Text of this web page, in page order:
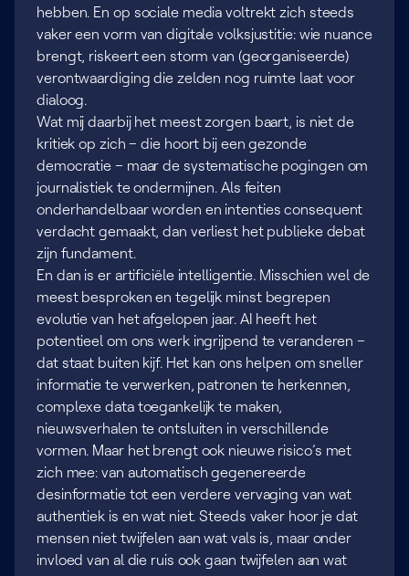
hebben. En op sociale media voltrekt zich steeds
vaker een vorm van digitale volksjustitie: wie nuance
brengt, riskeert een storm van (georganiseerde)
verontwaardiging die zelden nog ruimte laat voor
dialoog.
Wat mij daarbij het meest zorgen baart, is niet de
kritiek op zich – die hoort bij een gezonde
democratie – maar de systematische pogingen om
journalistiek te ondermijnen. Als feiten
onderhandelbaar worden en intenties consequent
verdacht gemaakt, dan verliest het publieke debat
zijn fundament.
En dan is er artificiële intelligentie. Misschien wel de
meest besproken en tegelijk minst begrepen
evolutie van het afgelopen jaar. AI heeft het
potentieel om ons werk ingrijpend te veranderen –
dat staat buiten kijf. Het kan ons helpen om sneller
informatie te verwerken, patronen te herkennen,
complexe data toegankelijk te maken,
nieuwsverhalen te ontsluiten in verschillende
vormen. Maar het brengt ook nieuwe risico’s met
zich mee: van automatisch gegenereerde
desinformatie tot een verdere vervaging van wat
authentiek is en wat niet. Steeds vaker hoor je dat
mensen niet twijfelen aan wat vals is, maar onder
invloed van al die ruis ook gaan twijfelen aan wat